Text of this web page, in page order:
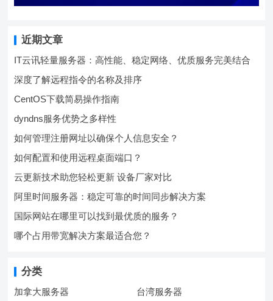
近期文章
IT云讯轻量服务器：高性能、稳定网络、优质服务完美结合
深度了解远程指令的名称及排序
CentOS下载简易操作指南
dyndns服务优势之多样性
如何管理注册网址以确保个人信息安全？
如何配置和使用远程桌面端口？
云更新技术助您轻松更新 设备厂家对比
阿里时间服务器：稳定可靠的时间同步解决方案
国际网站在哪里可以找到最优质的服务？
哪个占用带宽解决方案最适合您？
分类
加拿大服务器 台湾服务器